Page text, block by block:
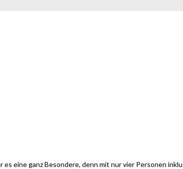
eine ganz Besondere, denn mit nur vier Personen